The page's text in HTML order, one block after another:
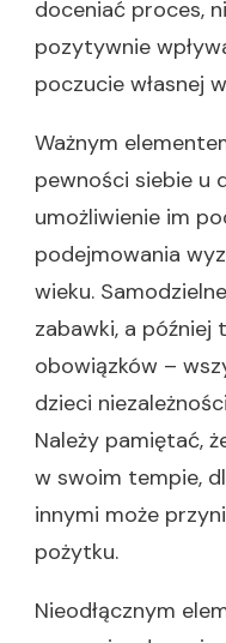
doceniać proces,
pozytywnie
poczucie własnej
Ważnym
pewności siebie u
umożliwienie im
podejmowania
wieku.
zabawki, a później
obowiązków –
dzieci
Należy pamiętać,
w swoim tempie,
innymi może
pożytku.
Nieodłącznym